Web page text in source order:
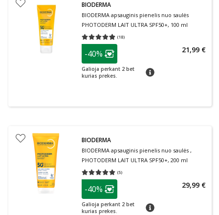
BIODERMA
BIODERMA apsauginis pienelis nuo saulės
PHOTODERM LAIT ULTRA SPF50+, 100 ml
(18)
Vidutinis įvertinimas 4.83
patarimas
Lojalumo klubo narių nuolaida
-40%
Galioja perkant 2 bet
kurias prekes.
patarimas
21,99 €
BIODERMA
BIODERMA apsauginis pienelis nuo saulės ,
PHOTODERM LAIT ULTRA SPF50+, 200 ml
(5)
Vidutinis įvertinimas 5.00
patarimas
Lojalumo klubo narių nuolaida
-40%
Galioja perkant 2 bet
kurias prekes.
patarimas
29,99 €